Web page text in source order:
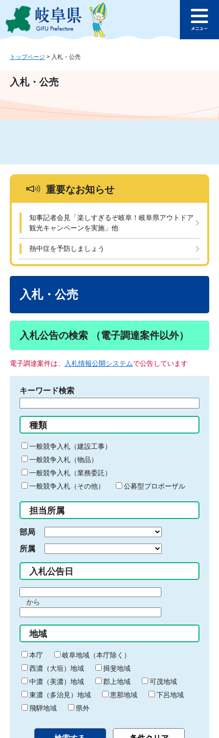
ジ
ュ
文
このページの本文へ
ュ
トップページ > 入札・公売
入札・公売
重要なお知らせ
知事記者会見「楽しすぎるぞ岐阜！岐阜県アウトドア
観光キャンペーンを実施」他
熱中症を予防しましょう
入札・公売
入札公告の検索 （電子調達案件以外）
電子調達案件は、 入札情報公開システムで公告しています
キーワード検索
る
キ
ー
ワ
ー
ド
入
力
種類
一般競争入札（建設工事）
一般競争入札（物品）
一般競争入札（業務委託）
一般競争入札（その他）
公募型プロポーザル
担当所属
部局
所属
入札公告日
間
始
り
から
間
終
わ
り
地域
本庁
岐阜地域（本庁除く）
西濃（大垣）地域
揖斐地域
中濃（美濃）地域
郡上地域
可茂地域
東濃（多治見）地域
恵那地域
下呂地域
飛騨地域
県外